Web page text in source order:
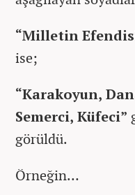
“Milletin
ise;
“Karakoyun,
Semerci, Küfeci”
görüldü.
Örneğin…